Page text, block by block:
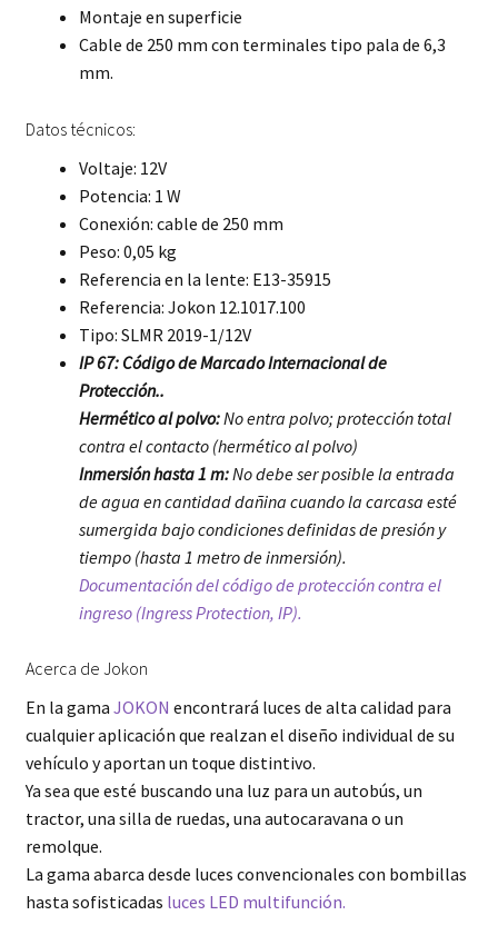
Montaje en superficie
Cable de 250 mm con terminales tipo pala de 6,3
mm.
Datos técnicos:
Voltaje: 12V
Potencia: 1 W
Conexión: cable de 250 mm
Peso: 0,05 kg
Referencia en la lente: E13-35915
Referencia: Jokon 12.1017.100
Tipo: SLMR 2019-1/12V
IP 67: Código de Marcado Internacional de
Protección..
Hermético al polvo:No entra polvo; protección total
contra el contacto (hermético al polvo)
Inmersión hasta 1 m:No debe ser posible la entrada
de agua en cantidad dañina cuando la carcasa esté
sumergida bajo condiciones definidas de presión y
tiempo (hasta 1 metro de inmersión).
Documentación del código de protección contra el
ingreso (Ingress Protection, IP).
Acerca de Jokon
En la gama JOKON encontrará luces de alta calidad para
cualquier aplicación que realzan el diseño individual de su
vehículo y aportan un toque distintivo.
Ya sea que esté buscando una luz para un autobús, un
tractor, una silla de ruedas, una autocaravana o un
remolque.
La gama abarca desde luces convencionales con bombillas
hasta sofisticadas luces LED multifunción.